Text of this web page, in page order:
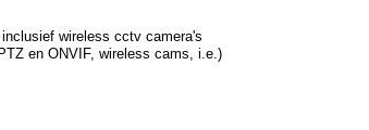
wireless cctv camera's
en ONVIF, wireless cams, i.e.)